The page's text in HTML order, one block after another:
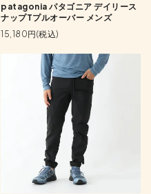
patagonia パタゴニア デイリース
ナップTプルオーバー メンズ
15,180円(税込)